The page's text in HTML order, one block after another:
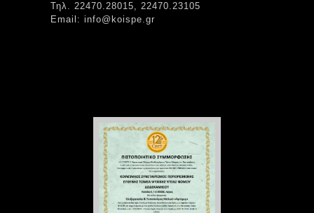
Τηλ. 22470.28015, 22470.23105
Email: info@koispe.gr